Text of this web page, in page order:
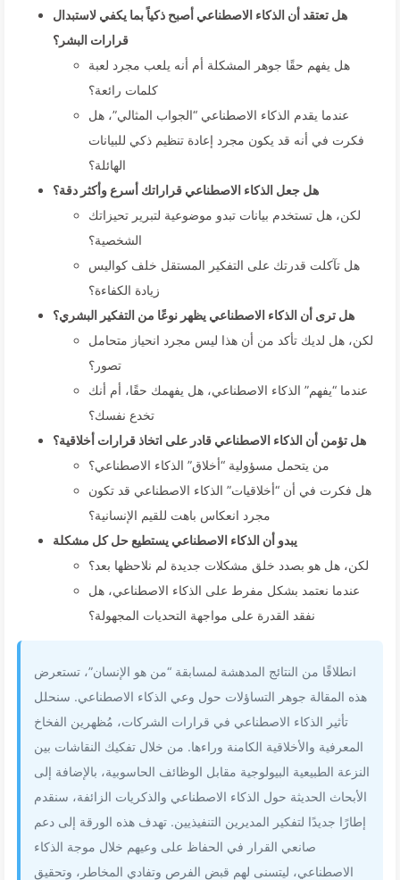
هل تعتقد أن الذكاء الاصطناعي أصبح ذكياً بما يكفي لاستبدال
قرارات البشر؟
هل يفهم حقًا جوهر المشكلة أم أنه يلعب مجرد لعبة
كلمات رائعة؟
عندما يقدم الذكاء الاصطناعي “الجواب المثالي”، هل
فكرت في أنه قد يكون مجرد إعادة تنظيم ذكي للبيانات
الهائلة؟
هل جعل الذكاء الاصطناعي قراراتك أسرع وأكثر دقة؟
لكن، هل تستخدم بيانات تبدو موضوعية لتبرير تحيزاتك
الشخصية؟
هل تآكلت قدرتك على التفكير المستقل خلف كواليس
زيادة الكفاءة؟
هل ترى أن الذكاء الاصطناعي يظهر نوعًا من التفكير البشري؟
لكن، هل لديك تأكد من أن هذا ليس مجرد انحياز متحامل
تصور؟
عندما “يفهم” الذكاء الاصطناعي، هل يفهمك حقًا، أم أنك
تخدع نفسك؟
هل تؤمن أن الذكاء الاصطناعي قادر على اتخاذ قرارات أخلاقية؟
من يتحمل مسؤولية “أخلاق” الذكاء الاصطناعي؟
هل فكرت في أن “أخلاقيات” الذكاء الاصطناعي قد تكون
مجرد انعكاس باهت للقيم الإنسانية؟
يبدو أن الذكاء الاصطناعي يستطيع حل كل مشكلة
لكن، هل هو بصدد خلق مشكلات جديدة لم نلاحظها بعد؟
عندما نعتمد بشكل مفرط على الذكاء الاصطناعي، هل
نفقد القدرة على مواجهة التحديات المجهولة؟
انطلاقًا من النتائج المدهشة لمسابقة “من هو الإنسان”، تستعرض
هذه المقالة جوهر التساؤلات حول وعي الذكاء الاصطناعي. سنحلل
تأثير الذكاء الاصطناعي في قرارات الشركات، مُظهرين الفخاخ
المعرفية والأخلاقية الكامنة وراءها. من خلال تفكيك النقاشات بين
النزعة الطبيعية البيولوجية مقابل الوظائف الحاسوبية، بالإضافة إلى
الأبحاث الحديثة حول الذكاء الاصطناعي والذكريات الزائفة، سنقدم
إطارًا جديدًا لتفكير المديرين التنفيذيين. تهدف هذه الورقة إلى دعم
صانعي القرار في الحفاظ على وعيهم خلال موجة الذكاء
الاصطناعي، ليتسنى لهم قبض الفرص وتفادي المخاطر، وتحقيق